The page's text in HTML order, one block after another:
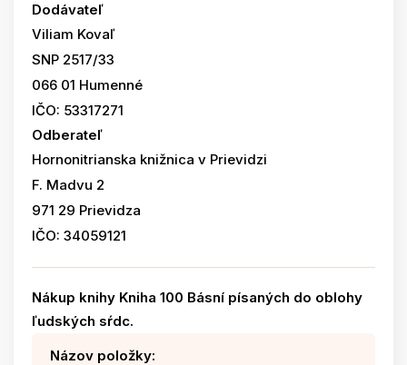
Dodávateľ
Viliam Kovaľ
SNP 2517/33
066 01 Humenné
IČO: 53317271
Odberateľ
Hornonitrianska knižnica v Prievidzi
F. Madvu 2
971 29 Prievidza
IČO: 34059121
Nákup knihy Kniha 100 Básní písaných do oblohy
ľudských sŕdc.
Názov položky: